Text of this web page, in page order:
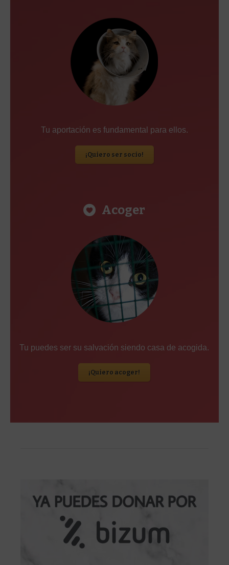
Tu aportación es fundamental para ellos.
¡Quiero ser socio!
Acoger
Tu puedes ser su salvación siendo casa de acogida.
¡Quiero acoger!